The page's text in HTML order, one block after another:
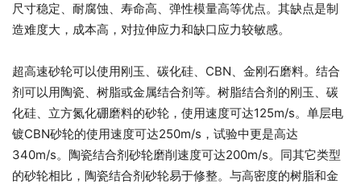
尺寸稳定、耐腐蚀、寿命高、弹性模量高等优点。其缺点是制
造难度大，成本高，对拉伸应力和缺口应力较敏感。
超高速砂轮可以使用刚玉、碳化硅、CBN、金刚石磨料。结合
剂可以用陶瓷、树脂或金属结合剂等。树脂结合剂的刚玉、碳
化硅、立方氮化硼磨料的砂轮，使用速度可达125m/s。单层电
镀CBN砂轮的使用速度可达250m/s，试验中更是高达
340m/s。陶瓷结合剂砂轮磨削速度可达200m/s。同其它类型
的砂轮相比，陶瓷结合剂砂轮易于修整。与高密度的树脂和金